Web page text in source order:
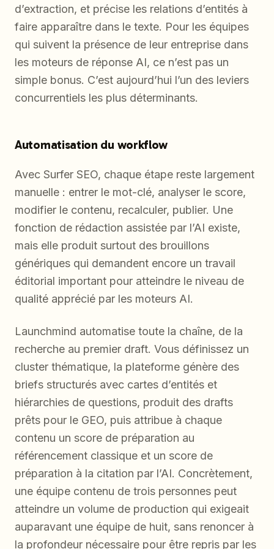
d’extraction, et précise les relations d’entités à
faire apparaître dans le texte. Pour les équipes
qui suivent la présence de leur entreprise dans
les moteurs de réponse AI, ce n’est pas un
simple bonus. C’est aujourd’hui l’un des leviers
concurrentiels les plus déterminants.
Automatisation du workflow
Avec Surfer SEO, chaque étape reste largement
manuelle : entrer le mot-clé, analyser le score,
modifier le contenu, recalculer, publier. Une
fonction de rédaction assistée par l’AI existe,
mais elle produit surtout des brouillons
génériques qui demandent encore un travail
éditorial important pour atteindre le niveau de
qualité apprécié par les moteurs AI.
Launchmind automatise toute la chaîne, de la
recherche au premier draft. Vous définissez un
cluster thématique, la plateforme génère des
briefs structurés avec cartes d’entités et
hiérarchies de questions, produit des drafts
prêts pour le GEO, puis attribue à chaque
contenu un score de préparation au
référencement classique et un score de
préparation à la citation par l’AI. Concrètement,
une équipe contenu de trois personnes peut
atteindre un volume de production qui exigeait
auparavant une équipe de huit, sans renoncer à
la profondeur nécessaire pour être repris par les